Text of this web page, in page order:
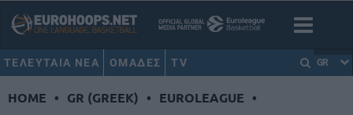
ΤΕΛΕΥΤΑΙΑ ΝΕΑ ΟΜΑΔΕΣ TV GR
HOME • GR (GREEK) • EUROLEAGUE •